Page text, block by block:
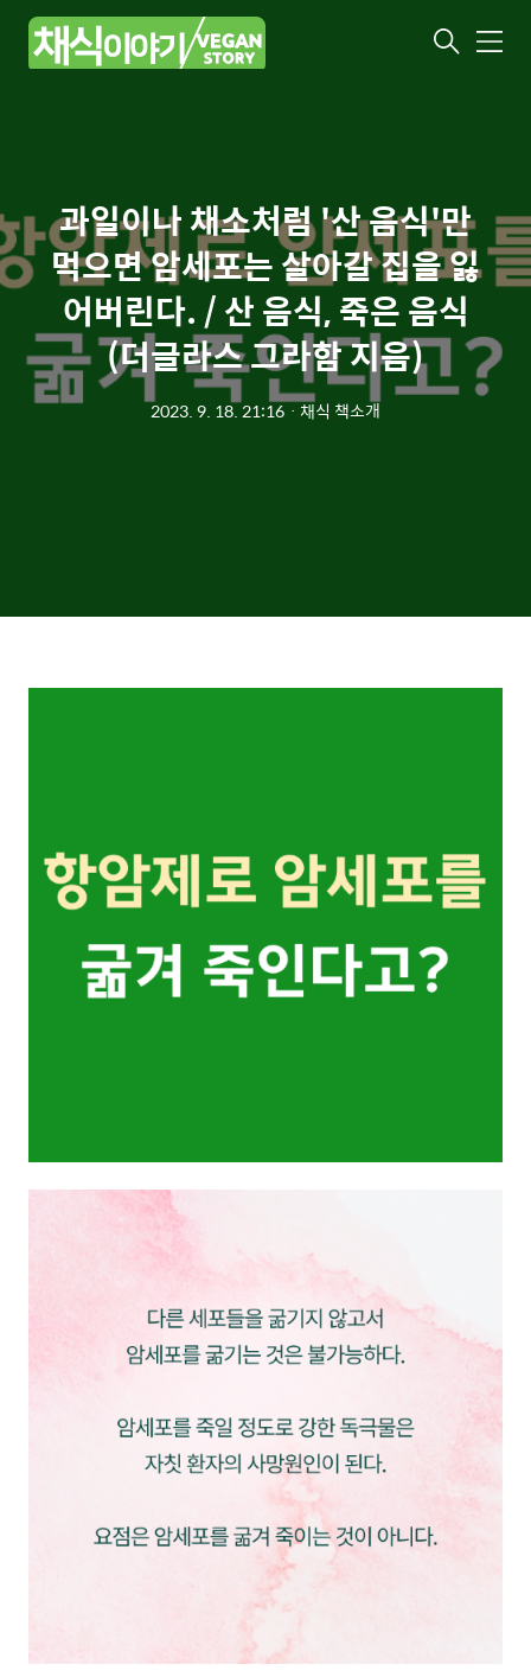
메
과일이나 채소처럼 '산 음식'만
먹으면 암세포는 살아갈 집을 잃
어버린다. / 산 음식, 죽은 음식
(더글라스 그라함 지음)
2023. 9. 18. 21:16ㆍ채식 책소개